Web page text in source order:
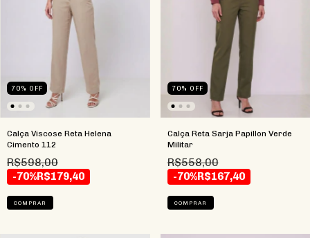
70% OFF
Calça Viscose Reta Helena
Cimento 112
R$598,00
-70%R$179,40
COMPRAR
70% OFF
Calça Reta Sarja Papillon Verde
Militar
R$558,00
-70%R$167,40
COMPRAR